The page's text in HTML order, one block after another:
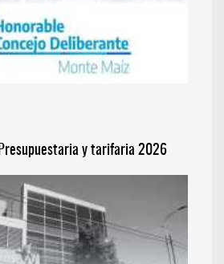
y tarifaria 2026